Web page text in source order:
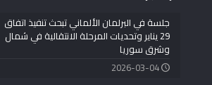
جلسة في البرلمان الألماني تبحث تنفيذ اتفاق
29 يناير وتحديات المرحلة الانتقالية في شمال
وشرق سوريا
2026-03-04